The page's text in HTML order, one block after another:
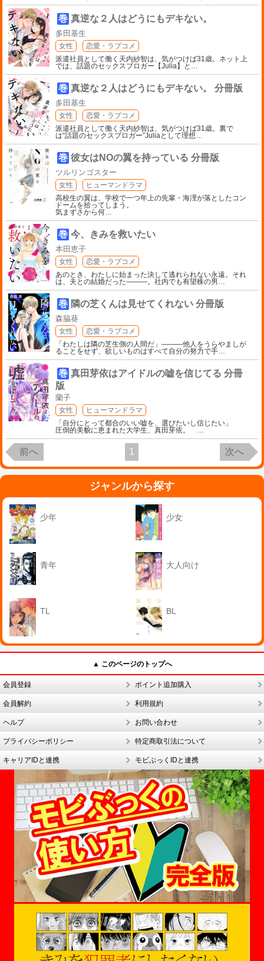
巻 真逆な２人はどうにもデキない。
多田基生
女性
恋愛・ラブコメ
派遣社員として働く天内紗智は、気がつけば31歳。ネット上
では、話題のセックスブロガー【Julia】と
巻 真逆な２人はどうにもデキない。 分冊版
多田基生
女性
恋愛・ラブコメ
派遣社員として働く天内紗智は、気がつけば31歳。裏で
は“話題のセックスブロガー”Juliaとして理想
巻 彼女はNOの翼を持っている 分冊版
ツルリンゴスター
女性
ヒューマンドラマ
高校生の翼は、学校で一つ年上の先輩・海浬が落としたコン
ドームを拾ってしまう。
気まずさから何
巻 今、きみを救いたい
本田恵子
女性
恋愛・ラブコメ
あのとき、わたしに始まった決して逃れられない永遠。それ
は、夫との結婚だった―――。社内でも有望株の男
巻 隣の芝くんは見せてくれない 分冊版
森脇葵
女性
恋愛・ラブコメ
「わたしは隣の芝生側の人間だ」———他人をうらやましが
ることをせず、欲しいものはすべて自分の努力で手
巻 真田芽依はアイドルの嘘を信じてる 分冊
版
蘭子
女性
ヒューマンドラマ
「自分にとって都合のいい嘘を、選びたいし信じたい」
圧倒的美貌に恵まれた大学生、真田芽依。
前へ 1 次へ
ジャンルから探す
少年 少女
青年 大人向け
TL BL
▲ このページのトップへ
会員登録 ポイント追加購入
会員解約 利用規約
ヘルプ お問い合わせ
プライバシーポリシー 特定商取引法について
キャリアIDと連携 モビぶっくIDと連携